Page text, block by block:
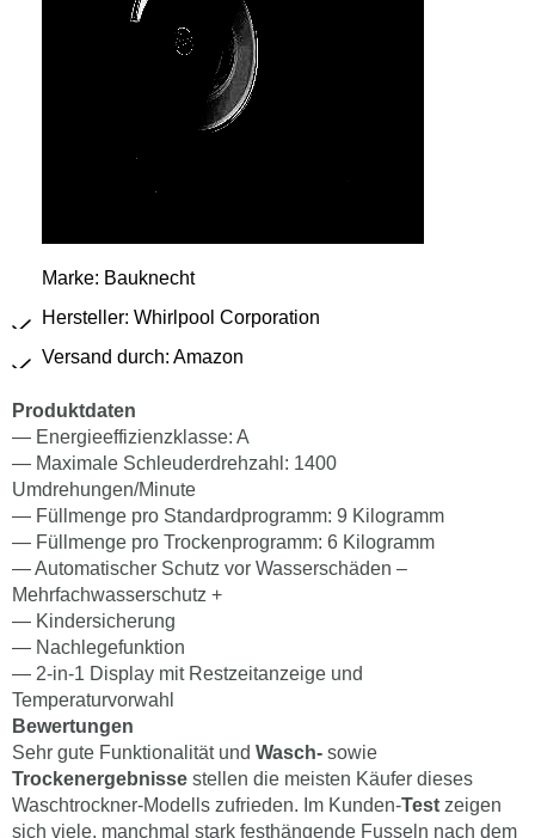
Marke: Bauknecht
Hersteller: Whirlpool Corporation
Versand durch: Amazon
Produktdaten
— Energieeffizienzklasse: A
— Maximale Schleuderdrehzahl: 1400
Umdrehungen/Minute
— Füllmenge pro Standardprogramm: 9 Kilogramm
— Füllmenge pro Trockenprogramm: 6 Kilogramm
— Automatischer Schutz vor Wasserschäden –
Mehrfachwasserschutz +
— Kindersicherung
— Nachlegefunktion
— 2-in-1 Display mit Restzeitanzeige und
Temperaturvorwahl
Bewertungen
Sehr gute Funktionalität und Wasch- sowie
Trockenergebnisse stellen die meisten Käufer dieses
Waschtrockner-Modells zufrieden. Im Kunden-Test zeigen
sich viele, manchmal stark festhängende Fusseln nach dem